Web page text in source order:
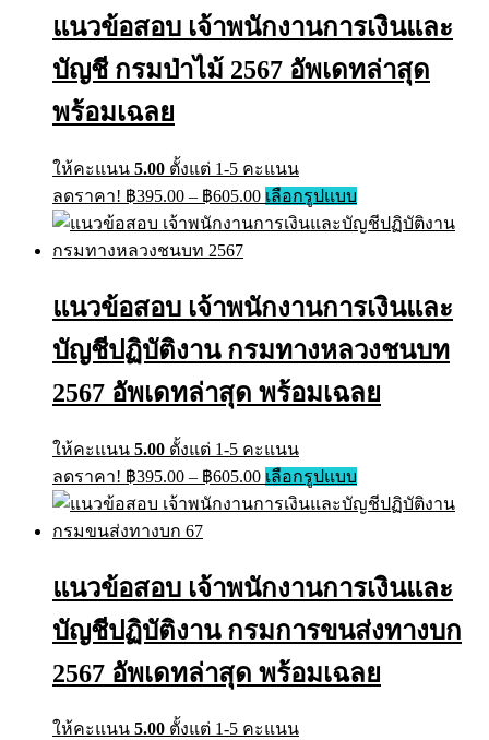
The
options
may
be
แนวข้อสอบ เจ้าพนักงานการเงินและ
บัญชี กรมป่าไม้ 2567 อัพเดทล่าสุด
พร้อมเฉลย
ให้คะแนน 5.00 ตั้งแต่ 1-5 คะแนน
ลดราคา! ฿395.00 – ฿605.00Price
range:
฿395.00
เลือกรูปแบบThis
product
has
options
be
chosen
on
the
แนวข้อสอบ เจ้าพนักงานการเงินและ
บัญชีปฏิบัติงาน กรมทางหลวงชนบท
2567 อัพเดทล่าสุด พร้อมเฉลย
ให้คะแนน 5.00 ตั้งแต่ 1-5 คะแนน
ลดราคา! ฿395.00 – ฿605.00Price
range:
฿395.00
เลือกรูปแบบThis
product
has
options
be
chosen
on
the
แนวข้อสอบ เจ้าพนักงานการเงินและ
บัญชีปฏิบัติงาน กรมการขนส่งทางบก
2567 อัพเดทล่าสุด พร้อมเฉลย
ให้คะแนน 5.00 ตั้งแต่ 1-5 คะแนน